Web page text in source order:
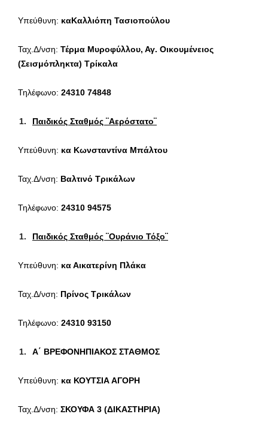
Υπεύθυνη: καΚαλλιόπη Τασιοπούλου
Ταχ.Δ/νση: Τέρμα Μυροφύλλου, Αγ. Οικουμένειος
(Σεισμόπληκτα) Τρίκαλα
Τηλέφωνο: 24310 74848
Παιδικός Σταθμός ¨Αερόστατο¨
Υπεύθυνη: κα Κωνσταντίνα Μπάλτου
Ταχ.Δ/νση: Βαλτινό Τρικάλων
Τηλέφωνο: 24310 94575
Παιδικός Σταθμός ¨Ουράνιο Τόξο¨
Υπεύθυνη: κα Αικατερίνη Πλάκα
Ταχ.Δ/νση: Πρίνος Τρικάλων
Τηλέφωνο: 24310 93150
Α΄ ΒΡΕΦΟΝΗΠΙΑΚΟΣ ΣΤΑΘΜΟΣ
Υπεύθυνη: κα ΚΟΥΤΣΙΑ ΑΓΟΡΗ
Ταχ.Δ/νση: ΣΚΟΥΦΑ 3 (ΔΙΚΑΣΤΗΡΙΑ)